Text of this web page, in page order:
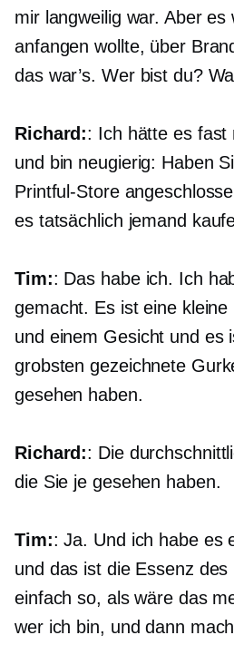
mir langweilig war. Aber
anfangen wollte, über
das war’s. Wer bist du?
Richard:: Ich hätte es fast
und bin neugierig: Haben
Printful-Store
es tatsächlich jemand
Tim:: Das habe ich. Ich
gemacht. Es ist eine
und einem Gesicht und es
grobsten gezeichnete
gesehen haben.
Richard:: Die
die Sie je gesehen haben.
Tim:: Ja. Und ich habe es
und das ist die Essenz
einfach so, als wäre das
wer ich bin, und dann